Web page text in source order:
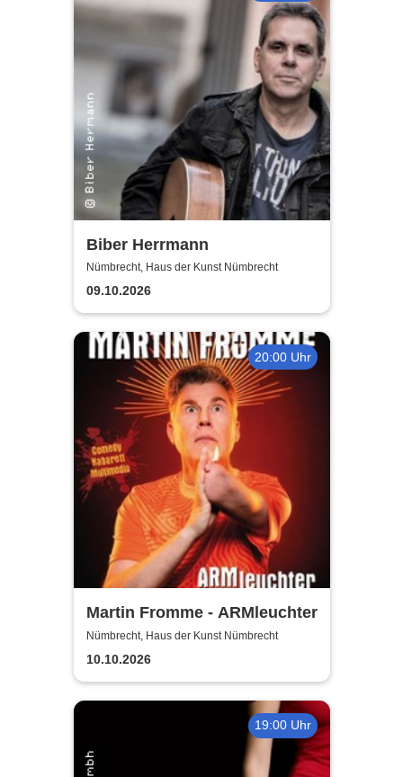
Biber Herrmann
Nümbrecht, Haus der Kunst Nümbrecht
09.10.2026
20:00 Uhr
Martin Fromme - ARMleuchter
Nümbrecht, Haus der Kunst Nümbrecht
10.10.2026
19:00 Uhr